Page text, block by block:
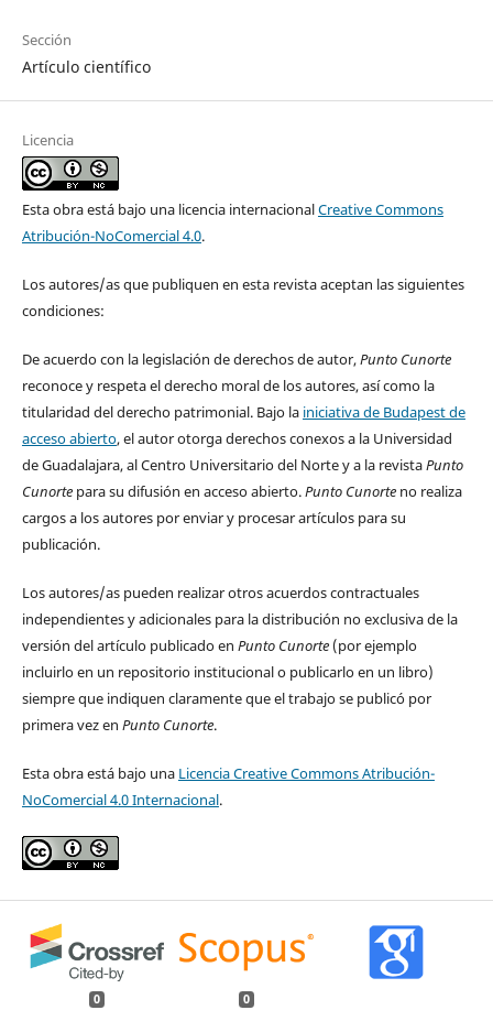
Sección
Artículo científico
Licencia
Esta obra está bajo una licencia internacionalCreative Commons
Atribución-NoComercial 4.0.
Los autores/as que publiquen en esta revista aceptan las siguientes
condiciones:
De acuerdo con la legislación de derechos de autor,Punto Cunorte
reconoce y respeta el derecho moral de los autores, así como la
titularidad del derecho patrimonial. Bajo la iniciativa de Budapest de
acceso abierto, el autor otorga derechos conexos a la Universidad
de Guadalajara, al Centro Universitario del Norte y a la revistaPunto
Cunortepara su difusión en acceso abierto.Punto Cunorteno realiza
cargos a los autores por enviar y procesar artículos para su
publicación.
Los autores/as pueden realizar otros acuerdos contractuales
independientes y adicionales para la distribución no exclusiva de la
versión del artículo publicado en Punto Cunorte(por ejemplo
incluirlo en un repositorio institucional o publicarlo en un libro)
siempre que indiquen claramente que el trabajo se publicó por
primera vez en Punto Cunorte.
Esta obra está bajo una Licencia Creative Commons Atribución-
NoComercial 4.0 Internacional.
0 0